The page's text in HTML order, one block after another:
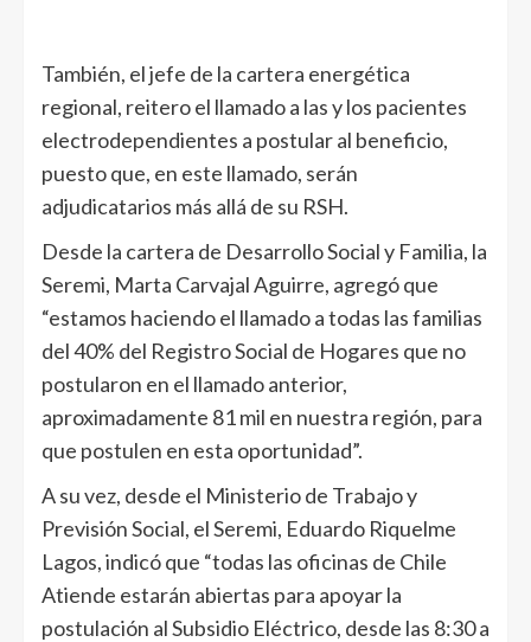
También, el jefe de la cartera energética
regional, reitero el llamado a las y los pacientes
electrodependientes a postular al beneficio,
puesto que, en este llamado, serán
adjudicatarios más allá de su RSH.
Desde la cartera de Desarrollo Social y Familia, la
Seremi, Marta Carvajal Aguirre, agregó que
“estamos haciendo el llamado a todas las familias
del 40% del Registro Social de Hogares que no
postularon en el llamado anterior,
aproximadamente 81 mil en nuestra región, para
que postulen en esta oportunidad”.
A su vez, desde el Ministerio de Trabajo y
Previsión Social, el Seremi, Eduardo Riquelme
Lagos, indicó que “todas las oficinas de Chile
Atiende estarán abiertas para apoyar la
postulación al Subsidio Eléctrico, desde las 8:30 a